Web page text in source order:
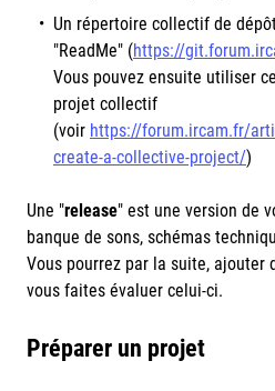
Un répertoire collectif de
"ReadMe" (https://
Vous pouvez ensuite utiliser
projet collectif
(voir https://forum.ircam.fr/
create-a-collective-project/)
Une "release" est une version de
banque de sons, schémas
Vous pourrez par la suite, ajouter
vous faites évaluer celui-ci.
Préparer un projet